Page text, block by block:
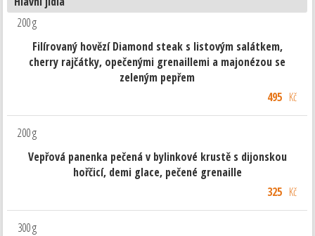
200 g
Filírovaný hovězí Diamond steak s listovým salátkem,
cherry rajčátky, opečenými grenaillemi a majonézou se
zeleným pepřem
495 Kč
200 g
Vepřová panenka pečená v bylinkové krustě s dijonskou
hořčicí, demi glace, pečené grenaille
325 Kč
300 g